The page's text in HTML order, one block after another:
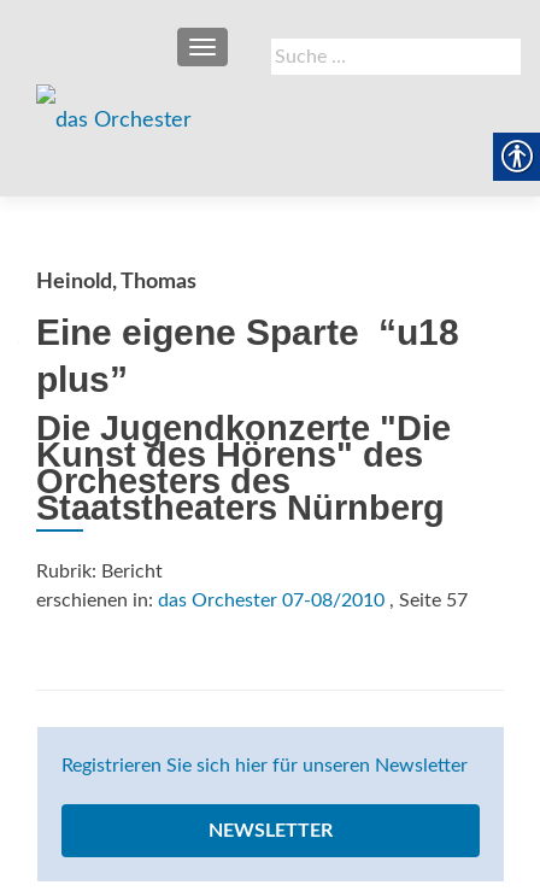
Suche
nach:
SCHALTE NAVIGATION
Heinold, Thomas
Eine eigene Sparte  “u18
plus”
Die Jugendkonzerte "Die
Kunst des Hörens" des
Orchesters des
Staatstheaters Nürnberg
Rubrik: Bericht
erschienen in: das Orchester 07-08/2010 , Seite 57
Registrieren Sie sich hier für unseren Newsletter
NEWSLETTER